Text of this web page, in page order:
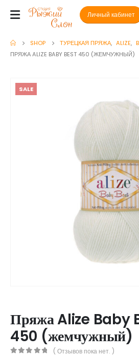
Личный кабинет
SHOP ТУРЕЦКАЯ ПРЯЖА, ALIZE,
ПРЯЖА ALIZE BABY BEST 450 (ЖЕМЧУЖНЫЙ)
SALE
Пряжа Alize Baby
450 (жемчужный)
( Отзывов пока нет. )